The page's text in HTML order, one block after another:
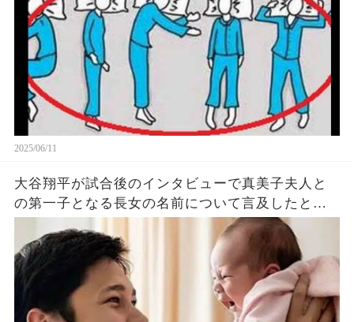
2025/06/11
大谷翔平が試合後のインタビューで真美子夫人と
の第一子となる長女の名前について言及したと話
題に！山本由伸や佐々木朗希は知ってそう！